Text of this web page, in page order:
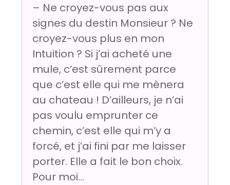
– Ne croyez-vous pas aux
signes du destin Monsieur ? Ne
croyez-vous plus en mon
Intuition ? Si j’ai acheté une
mule, c’est sûrement parce
que c’est elle qui me mènera
au chateau ! D’ailleurs, je n’ai
pas voulu emprunter ce
chemin, c’est elle qui m’y a
forcé, et j’ai fini par me laisser
porter. Elle a fait le bon choix.
Pour moi…